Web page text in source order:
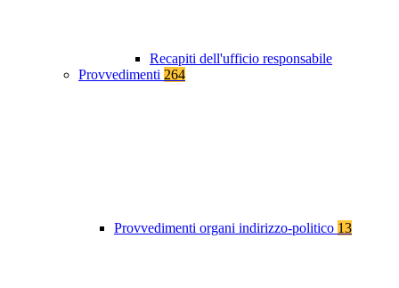
Recapiti dell'ufficio responsabile
Provvedimenti 264
Provvedimenti organi indirizzo-politico 13